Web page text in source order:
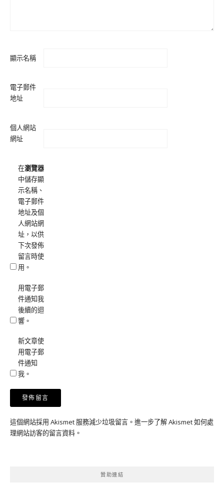
顯示名稱
電子郵件
地址
個人網站
網址
在瀏覽器
中儲存顯
示名稱、
電子郵件
地址及個
人網站網
址，以供
下次發佈
留言時使
用。
用電子郵
件通知我
後續的迴
響。
新文章使
用電子郵
件通知
我。
這個網站採用 Akismet 服務減少垃圾留言。 進一步了解 Akismet 如何處
理網站訪客的留言資料 。
贊助連結